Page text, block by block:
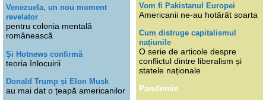
Venezuela, un nou moment
revelator
pentru colonia mentală
românească
Și Hotnews confirmă
teoria înlocuirii
Donald Trump și Elon Musk
au mai dat o țeapă americanilor
Vom fi Pakistanul Europei
Americanii ne-au hotărât soarta
Cum distruge capitalismul
națiunile
O serie de articole despre
conflictul dintre liberalism și
statele naționale
Pandemie